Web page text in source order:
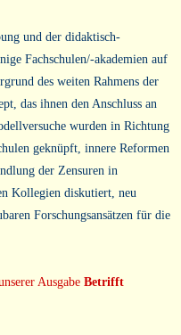
und der didaktisch-
Fachschulen/-akademien auf
des weiten Rahmens der
das ihnen den Anschluss an
wurden in Richtung
geknüpft, innere Reformen
der Zensuren in
Kollegien diskutiert, neu
Forschungsansätzen für die
Ausgabe Betrifft